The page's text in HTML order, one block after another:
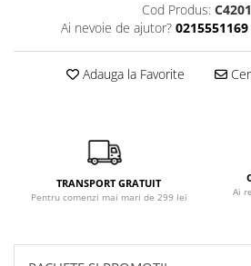
Cod Produs: C4201
Ai nevoie de ajutor? 0215551169
Adauga la Favorite
TRANSPORT GRATUIT
Pentru comenzi mai mari de 299 lei
Ai